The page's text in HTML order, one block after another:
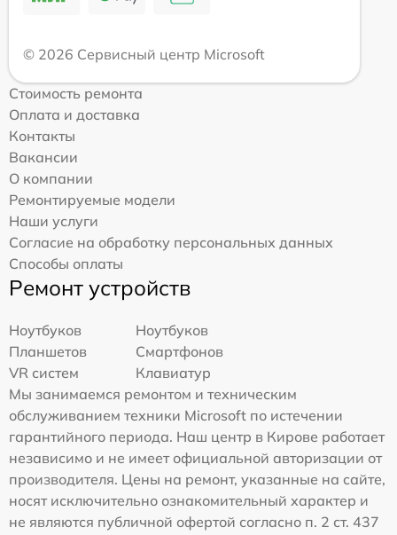
© 2026 Сервисный центр Microsoft
Стоимость ремонта
Оплата и доставка
Контакты
Вакансии
О компании
Ремонтируемые модели
Наши услуги
Согласие на обработку персональных данных
Способы оплаты
Ремонт устройств
Ноутбуков
Ноутбуков
Планшетов
Смартфонов
VR систем
Клавиатур
Мы занимаемся ремонтом и техническим
обслуживанием техники Microsoft по истечении
гарантийного периода. Наш центр в Кирове работает
независимо и не имеет официальной авторизации от
производителя. Цены на ремонт, указанные на сайте,
носят исключительно ознакомительный характер и
не являются публичной офертой согласно п. 2 ст. 437